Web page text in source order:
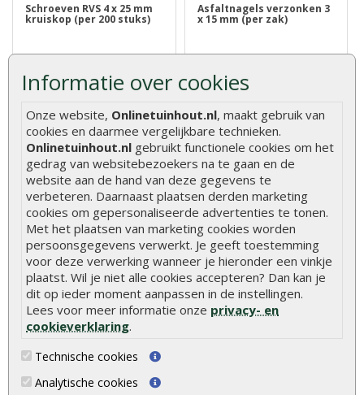
Informatie over cookies
Onze website, Onlinetuinhout.nl, maakt gebruik van
cookies en daarmee vergelijkbare technieken.
Onlinetuinhout.nl gebruikt functionele cookies om het
gedrag van websitebezoekers na te gaan en de
website aan de hand van deze gegevens te
verbeteren. Daarnaast plaatsen derden marketing
cookies om gepersonaliseerde advertenties te tonen.
Met het plaatsen van marketing cookies worden
persoonsgegevens verwerkt. Je geeft toestemming
voor deze verwerking wanneer je hieronder een vinkje
plaatst. Wil je niet alle cookies accepteren? Dan kan je
dit op ieder moment aanpassen in de instellingen.
Lees voor meer informatie onze privacy- en
cookieverklaring.
Technische cookies
Analytische cookies
Schroeven RVS 4 x 25 mm
kruiskop (per 200 stuks)
Ideale roestvrij stalen
schroeven die u uitstekend
€ 11,85
Asfaltnagels verzonken 3
x 15 mm (per zak)
Asfaltnagels kunt u gebruiken
voor het vastzetten van
€ 2,10
Werkhandschoenen Oxxa
builder oranje-geel
Stevige handschoenen met
extra grip. Ideaal bij het
verwerke..
Vlonderpaal hardhout 6 x
6 x 50 cm